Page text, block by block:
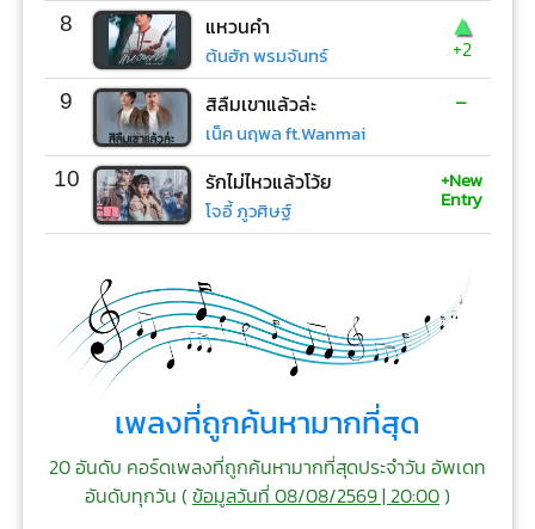
8 แหวนคำ
ต้นฮัก พรมจันทร์
▲
+2
9 สิลืมเขาแล้วล่ะ
เน็ค นฤพล ft.Wanmai
-
10 รักไม่ไหวแล้วโว้ย
โจอี้ ภูวศิษฐ์
+New
Entry
เพลงที่ถูกค้นหามากที่สุด
20 อันดับ คอร์ดเพลงที่ถูกค้นหามากที่สุดประจำวัน อัพเดท
อันดับทุกวัน (ข้อมูลวันที่ 08/08/2569 | 20:00)